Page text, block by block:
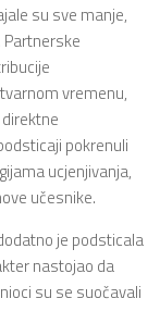
su sve manje,
vremenu,
pokrenuli
ucjenjivanja,
učesnike.
je podsticala
nastojao da
su se suočavali